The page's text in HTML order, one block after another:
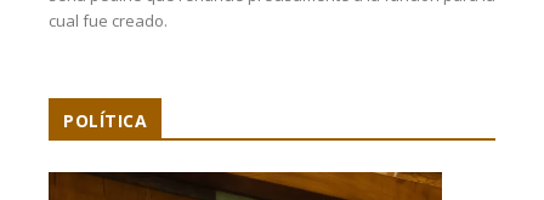
cual fue creado.
POLÍTICA